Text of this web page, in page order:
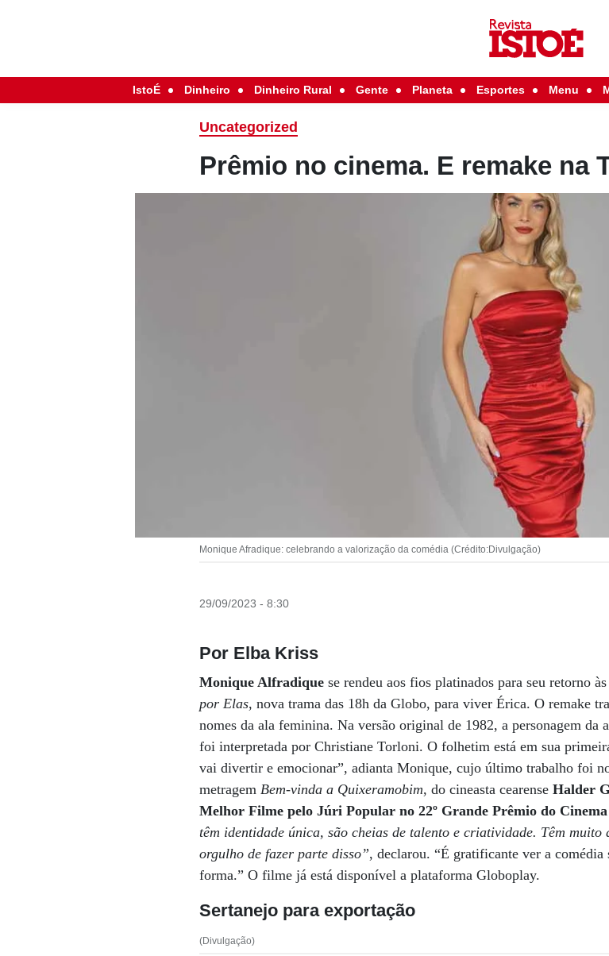
IstoÉ Dinheiro Dinheiro Rural Gente Planeta Esportes Menu
Uncategorized
Prêmio no cinema. E remake na
Monique Afradique: celebrando a valorização da comédia (Crédito:Divulgação)
29/09/2023 - 8:30
Por Elba Kriss
Monique Alfradique se rendeu aos fios platinados para seu retorno
por Elas, nova trama das 18h da Globo, para viver Érica. O remake
nomes da ala feminina. Na versão original de 1982, a personagem da
foi interpretada por Christiane Torloni. O folhetim está em sua
vai divertir e emocionar”, adianta Monique, cujo último trabalho foi
metragemBem-vinda a Quixeramobim, do cineasta cearenseHalder
Melhor Filme pelo Júri Popular no 22º Grande Prêmio do
têm identidade única, são cheias de talento e criatividade. Têm
orgulho de fazer parte disso”, declarou. “É gratificante ver a comédia
forma.” O filme já está disponível a plataforma Globoplay.
Sertanejo para exportação
(Divulgação)